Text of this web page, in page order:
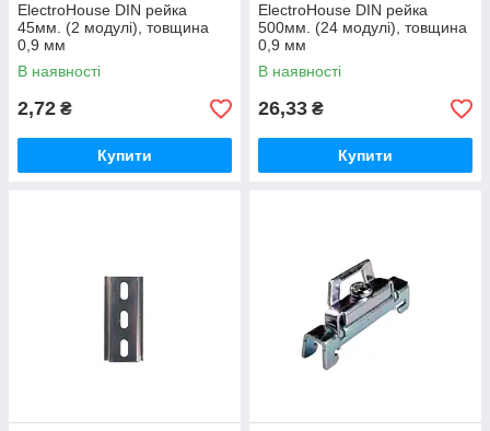
ElectroHouse DIN рейка
45мм. (2 модулі), товщина
0,9 мм
В наявності
2,72 ₴
Купити
ElectroHouse DIN рейка
500мм. (24 модулі), товщина
0,9 мм
В наявності
26,33 ₴
Купити